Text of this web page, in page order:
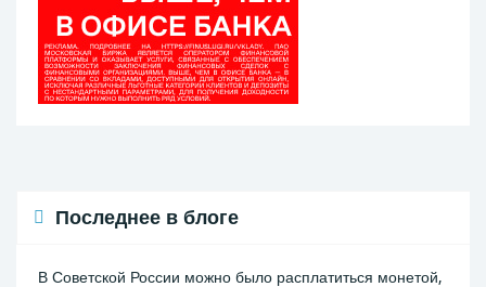
Последнее в блоге
В Советской России можно было расплатиться монетой,